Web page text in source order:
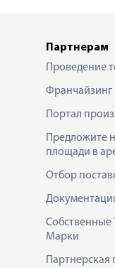
Партнерам
Проведение
Франчайзинг
Портал
Предложите
площади в
Отбор
Собственные
Марки
Партнерская